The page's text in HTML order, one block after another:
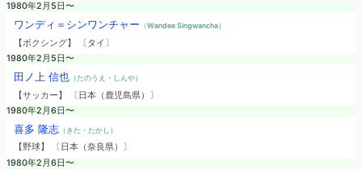
1980年2月5日〜
ワンディ＝シンワンチャー （Wandee Singwancha）
【ボクシング】 〔タイ〕
1980年2月5日〜
田ノ上 信也（たのうえ・しんや）
【サッカー】 〔日本（鹿児島県）〕
1980年2月6日〜
喜多 隆志（きた・たかし）
【野球】 〔日本（奈良県）〕
1980年2月6日〜